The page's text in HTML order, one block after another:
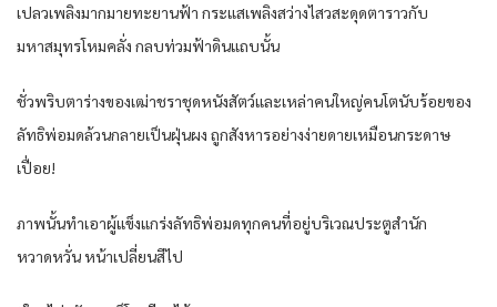
เปลวเพลิง​มากมาย​ทะยาน​ฟ้า กระแส​เพลิง​สว่างไสว​สะดุดตา​ราวกับ​
มหาสมุทร​โหม​คลั่ง​ กลบ​ท่วม​ฟ้าดิน​แถบ​นั้น​
ชั่วพริบตา​ร่าง​ของ​เฒ่าชรา​ชุด​หนัง​สัตว์​และ​เหล่า​คนใหญ่คนโต​นับ​ร้อย​ของ​
ลัทธิ​พ่อ​มด​ล้วน​กลายเป็น​ฝุ่นผง​ ถูก​สังหาร​อย่าง​ง่ายดาย​เหมือน​กระดาษ​
เปื่อย​!
ภาพ​นั้น​ทำเอา​ผู้​แข็งแกร่ง​ลัทธิ​พ่อ​มด​ทุกคน​ที่อยู่​บริเวณ​ประตู​สำนัก​
หวาดหวั่น​ หน้า​เปลี่ยนสี​ไป​